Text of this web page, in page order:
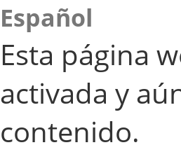
Español
Esta página
activada y
contenido.